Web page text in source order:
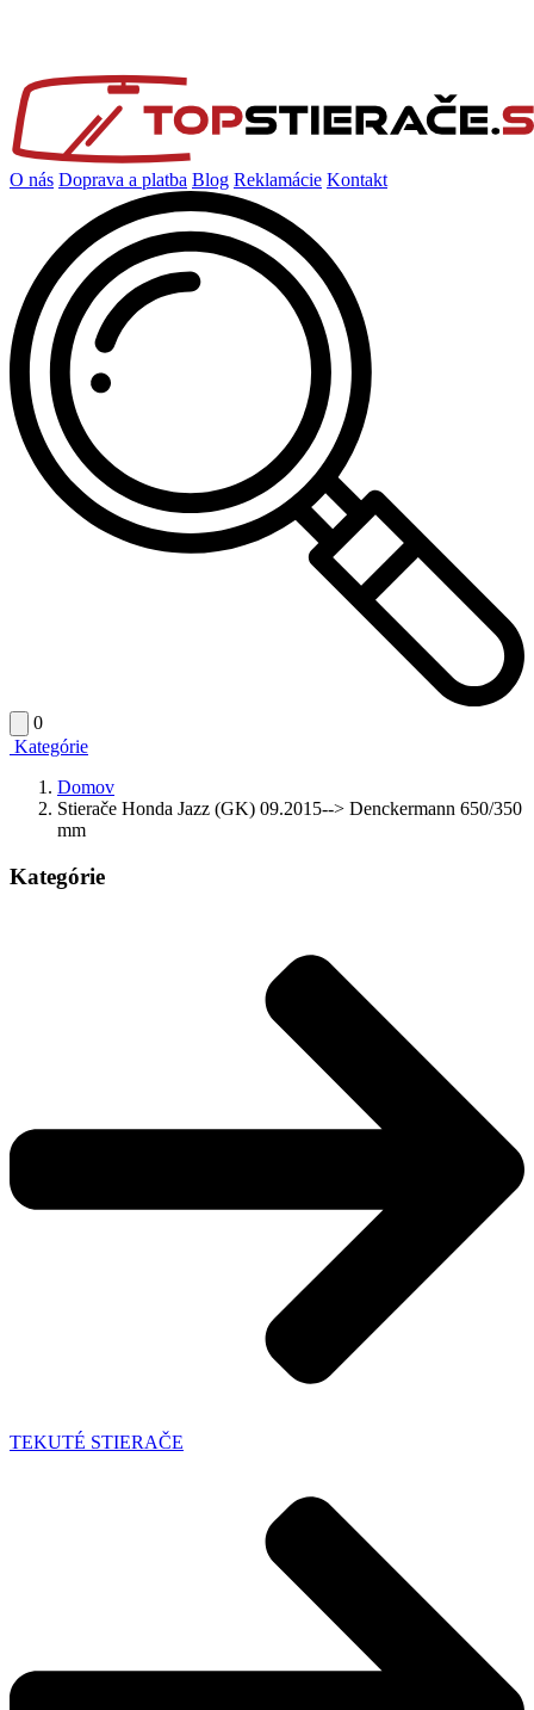
O nás Doprava a platba Blog Reklamácie Kontakt
0
Kategórie
Domov
Stierače Honda Jazz (GK) 09.2015--> Denckermann 650/350
mm
Kategórie
TEKUTÉ STIERAČE